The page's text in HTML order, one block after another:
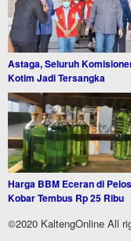
Astaga, Seluruh
Kotim Jadi Tersangka
Harga BBM Eceran di
Kobar Tembus Rp 25 Ribu
©2020 KaltengOnline All